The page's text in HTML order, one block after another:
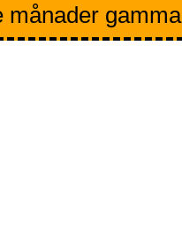
månader